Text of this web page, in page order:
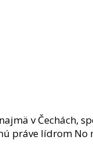
v Čechách,
práve lídrom No